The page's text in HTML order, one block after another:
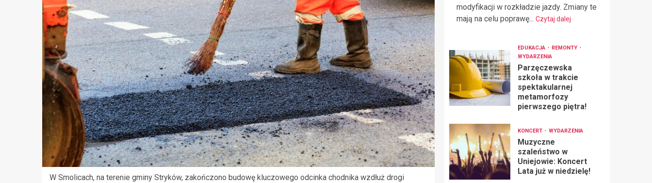
W Smolicach, na terenie gminy Stryków, zakończono budowę kluczowego odcinka chodnika wzdłuż drogi
modyfikacji w rozkładzie jazdy. Zmiany te
mają na celu poprawę... Czytaj dalej
EDUKACJA
REMONTY
WYDARZENIA
Parzęczewska
szkoła w trakcie
spektakularnej
metamorfozy
pierwszego piętra!
KONCERT WYDARZENIA
Muzyczne
szaleństwo w
Uniejowie: Koncert
Lata już w niedzielę!